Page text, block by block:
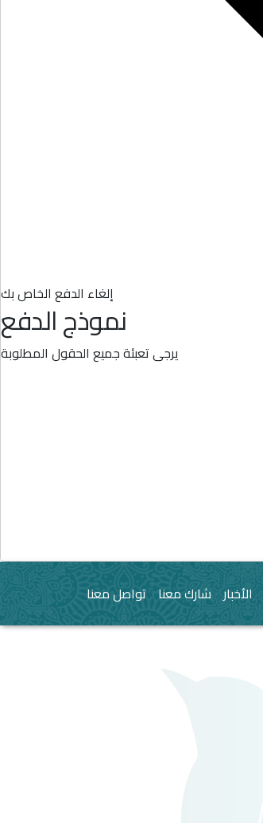
إلغاء الدفع الخاص بك
نموذج الدفع
يرجى تعبئة جميع الحقول المطلوبة
الأخبار شارك معنا تواصل معنا